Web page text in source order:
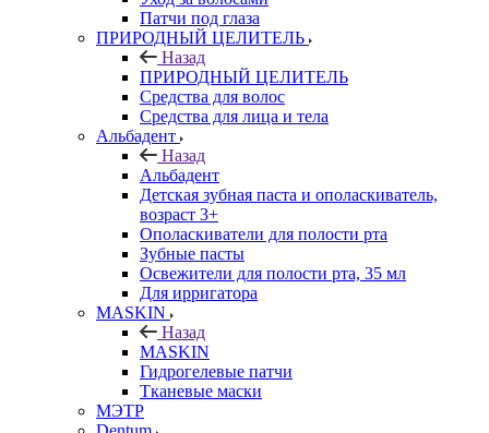
Патчи под глаза
ПРИРОДНЫЙ ЦЕЛИТЕЛЬ
Назад
ПРИРОДНЫЙ ЦЕЛИТЕЛЬ
Средства для волос
Средства для лица и тела
Альбадент
Назад
Альбадент
Детская зубная паста и ополаскиватель,
возраст 3+
Ополаскиватели для полости рта
Зубные пасты
Освежители для полости рта, 35 мл
Для ирригатора
MASKIN
Назад
MASKIN
Гидрогелевые патчи
Тканевые маски
МЭТР